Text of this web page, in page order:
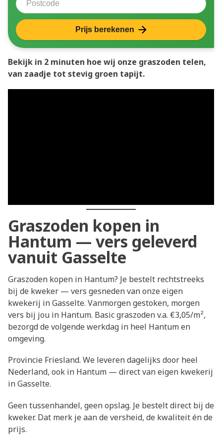
Prijs berekenen
Bekijk in 2 minuten hoe wij onze graszoden telen,
van zaadje tot stevig groen tapijt.
Graszoden kopen in
Hantum — vers geleverd
vanuit Gasselte
Graszoden kopen in Hantum? Je bestelt rechtstreeks
bij de kweker — vers gesneden van onze eigen
kwekerij in Gasselte. Vanmorgen gestoken, morgen
vers bij jou in Hantum. Basic graszoden v.a. €3,05/m²,
bezorgd de volgende werkdag in heel Hantum en
omgeving.
Provincie Friesland. We leveren dagelijks door heel
Nederland, ook in Hantum — direct van eigen kwekerij
in Gasselte.
Geen tussenhandel, geen opslag. Je bestelt direct bij de
kweker. Dat merk je aan de versheid, de kwaliteit én de
prijs.